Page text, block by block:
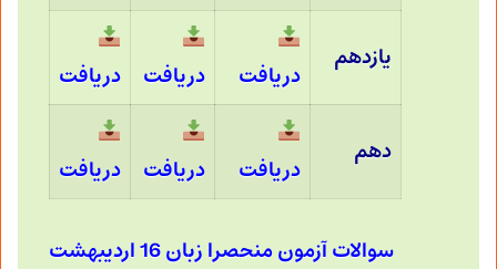
یازدهم
دریافت دریافت دریافت
دهم
دریافت دریافت دریافت
سوالات آزمون منحصرا زبان 16 اردیبهشت